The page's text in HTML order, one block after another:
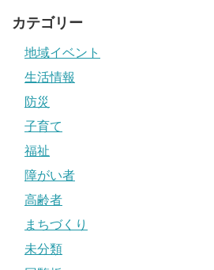
カテゴリー
地域イベント
生活情報
防災
子育て
福祉
障がい者
高齢者
まちづくり
未分類